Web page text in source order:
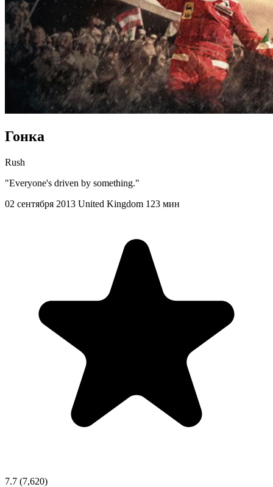
Гонка
Rush
"Everyone's driven by something."
02 сентября 2013 United Kingdom 123 мин
7.7 (7,620)